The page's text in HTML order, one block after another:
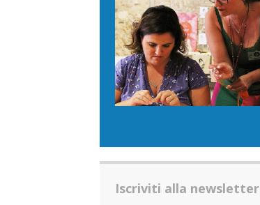
Iscriviti alla newsletter